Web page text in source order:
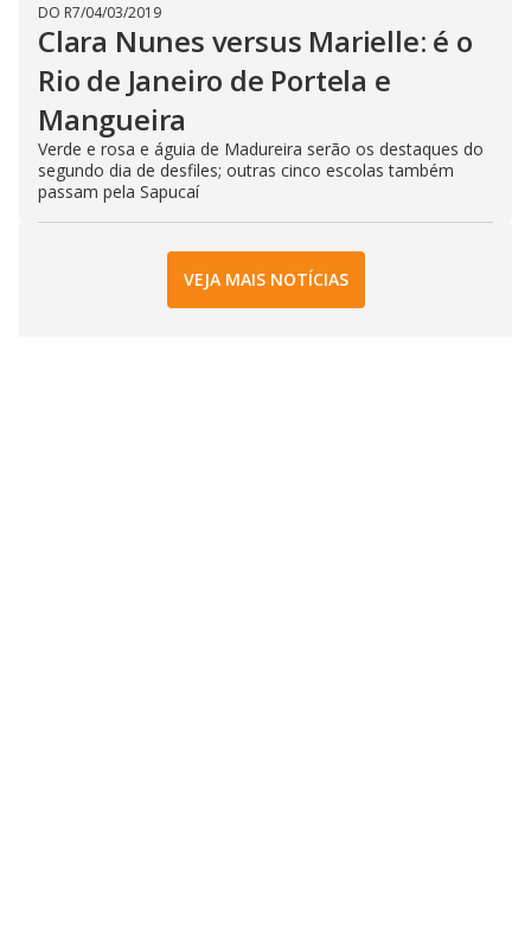
DO R7/04/03/2019
Clara Nunes versus Marielle: é o
Rio de Janeiro de Portela e
Mangueira
Verde e rosa e águia de Madureira serão os destaques do
segundo dia de desfiles; outras cinco escolas também
passam pela Sapucaí
VEJA MAIS NOTÍCIAS